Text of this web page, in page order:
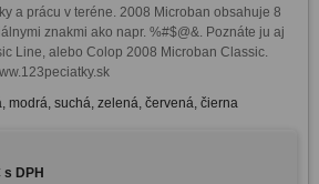
a prácu v teréne. 2008 Microban obsahuje 8
znakmi ako napr. %#$@&. Poznáte ju aj
Line, alebo Colop 2008 Microban Classic.
modrá, suchá, zelená, červená, čierna
s DPH